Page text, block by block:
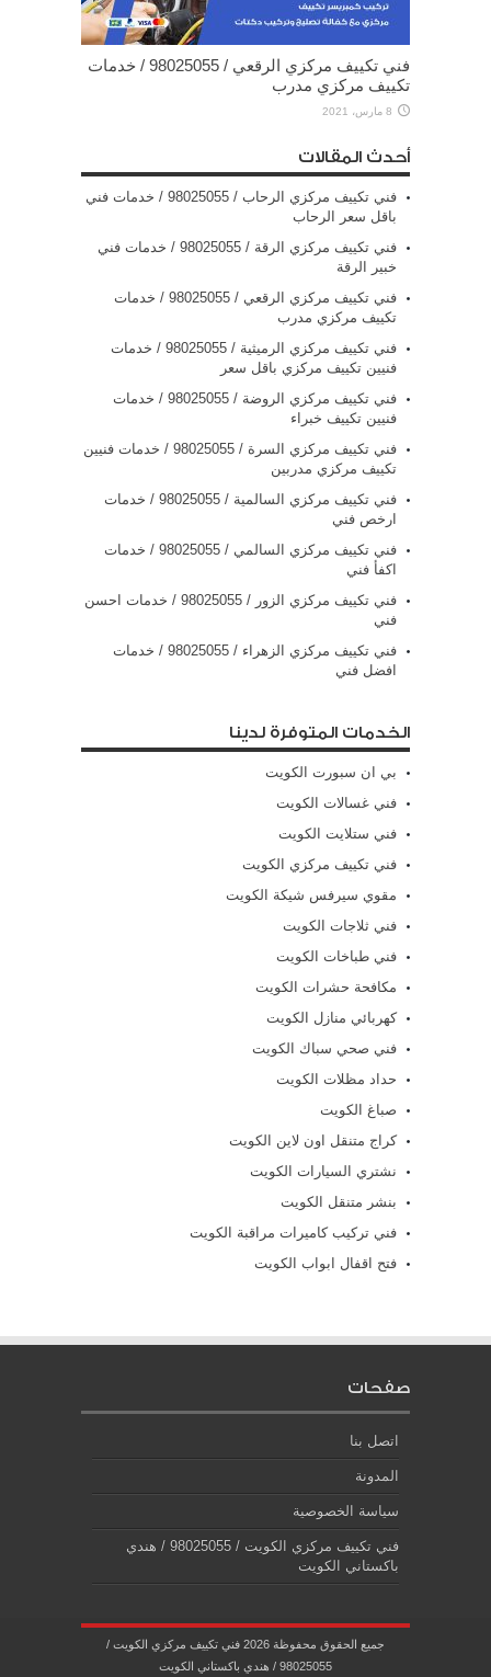
فني تكييف مركزي الرقعي / 98025055 / خدمات
تكييف مركزي مدرب
8 مارس، 2021
أحدث المقالات
فني تكييف مركزي الرحاب / 98025055 / خدمات فني
باقل سعر الرحاب
فني تكييف مركزي الرقة / 98025055 / خدمات فني
خبير الرقة
فني تكييف مركزي الرقعي / 98025055 / خدمات
تكييف مركزي مدرب
فني تكييف مركزي الرميثية / 98025055 / خدمات
فنيين تكييف مركزي باقل سعر
فني تكييف مركزي الروضة / 98025055 / خدمات
فنيين تكييف خبراء
فني تكييف مركزي السرة / 98025055 / خدمات فنيين
تكييف مركزي مدربين
فني تكييف مركزي السالمية / 98025055 / خدمات
ارخص فني
فني تكييف مركزي السالمي / 98025055 / خدمات
اكفأ فني
فني تكييف مركزي الزور / 98025055 / خدمات احسن
فني
فني تكييف مركزي الزهراء / 98025055 / خدمات
افضل فني
الخدمات المتوفرة لدينا
بي ان سبورت الكويت
فني غسالات الكويت
فني ستلايت الكويت
فني تكييف مركزي الكويت
مقوي سيرفس شيكة الكويت
فني ثلاجات الكويت
فني طباخات الكويت
مكافحة حشرات الكويت
كهربائي منازل الكويت
فني صحي سباك الكويت
حداد مظلات الكويت
صباغ الكويت
كراج متنقل اون لاين الكويت
نشتري السيارات الكويت
بنشر متنقل الكويت
فني تركيب كاميرات مراقبة الكويت
فتح اقفال ابواب الكويت
صفحات
اتصل بنا
المدونة
سياسة الخصوصية
فني تكييف مركزي الكويت / 98025055 / هندي
باكستاني الكويت
جميع الحقوق محفوظة 2026 فني تكييف مركزي الكويت /
98025055 / هندي باكستاني الكويت